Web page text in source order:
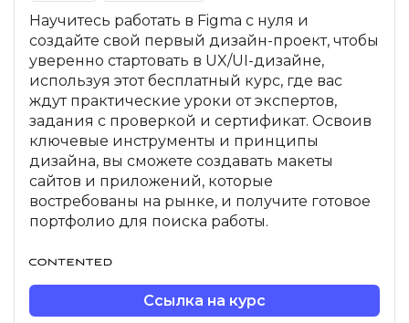
Научитесь работать в Figma с нуля и
создайте свой первый дизайн-проект, чтобы
уверенно стартовать в UX/UI-дизайне,
используя этот бесплатный курс, где вас
ждут практические уроки от экспертов,
задания с проверкой и сертификат. Освоив
ключевые инструменты и принципы
дизайна, вы сможете создавать макеты
сайтов и приложений, которые
востребованы на рынке, и получите готовое
портфолио для поиска работы.
Ссылка на курс